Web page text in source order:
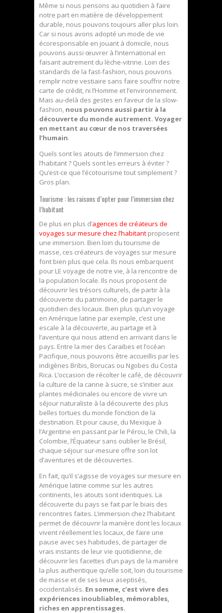
Même si nous pensons au quotidien à faire
notre part en matière de développement
durable, nous pouvons toujours aller plus loin.
Car si nous avons adopté un mode de vie
écoresponsable en jouant à domicile, nous
pouvons aussi œuvrer à l’international en
faisant autrement du lèche-vitrine. Loin des
standards de la fast-fashion, nous pouvons
remplir notre vestiaire sans faire souffrir notre
carte de crédit, ni l’Homme et l’environnement.
Mais au-delà des gestes en faveur de la slow-
fashion, nous pouvons aussi partir à la
découverte du monde autrement. Voyager
en mettant au cœur de nos traversées
l’humain.
Quels sont les atouts de l’immersion chez
l’habitant ? Quels sont les erreurs à éviter ?
Qu’est-ce que l’écotourisme tout simplement ?
Gros plan.
Tourisme : les raisons d’opter pour l’immersion chez
l’habitant
De plus en plus d’agences de créateurs de
voyages sur mesure chez l’habitant proposent
une immersion. Bien loin du tourisme de
masse, ces créateurs de voyages sur mesure
font bien plus que cela. Ils nous embarquent
pour LE voyage de notre vie, à la rencontre de
la population locale. Ils nous proposent de
découvrir les trésors culturels, de partir à la
découverte du patrimoine, de partager le
quotidien des locaux. Bien plus qu’un voyage
en Amérique latine par exemple, c’est une
escale à la découverte, au partage et à
l’aventure qui nous attend en arrivant dans le
pays. Entre la mer des Caraïbes et l’océan
Pacifique, nous pouvons être accueillis par les
indigènes Bribis, Borucas ou Ngobes du Costa
Rica. L’occasion de récolter le café, de découvrir
la culture de la canne à sucre, se s’initier aux
plantes médicinales ou encore de vivre un
séjour naturaliste à la découverte des plus
belles tortues du monde fonction de la
destination. Et pour cause, du Mexique à
l’Argentine en passant par le Pérou, le Chili, la
Colombie, l’Équateur sans oublier le Brésil,
chaque séjour sur-mesure offre son lot
d’aventures et de découvertes.
En fait, qu’il s’agisse de voyages sur mesure en
Amérique latine comme sur les autres
continents, les atouts sont identiques. La
découverte du pays se fait par le biais des
rencontres faites. L’immersion chez l’habitant
permet de découvrir la manière dont les locaux
vivent réellement les locaux, de faire une
pause avec ses habitudes, de partager de
vrais instants de leur vie quotidienne, de
découvrir les facettes d’un pays de la manière
la plus authentique qu’elle soit, loin du tourisme
de masse et de ses lieux aseptisés,
occidentalisés. En somme, c’est vivre des
expériences inoubliables, mémorables,
riches en apprentissages.